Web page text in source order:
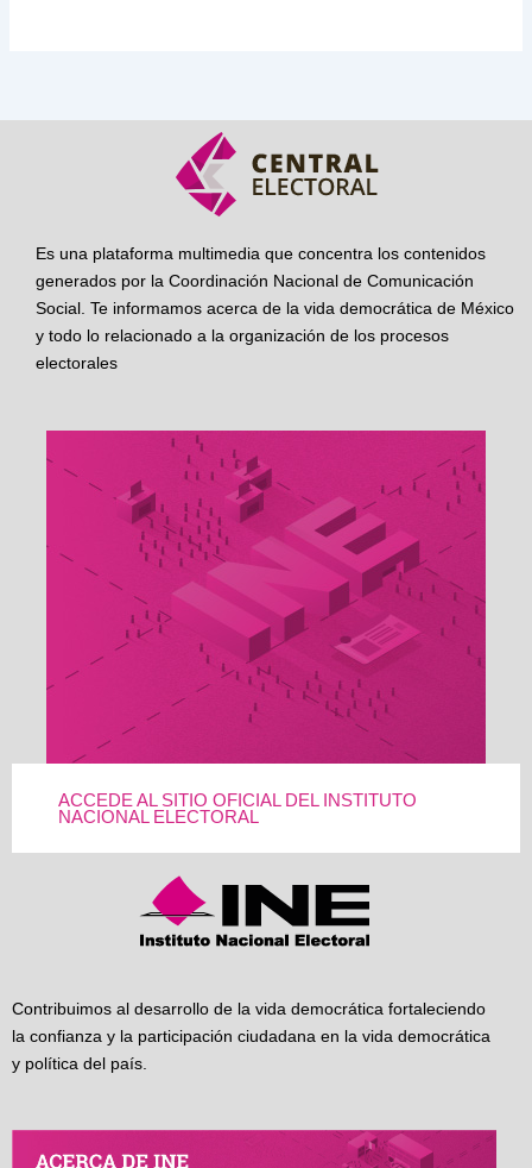
Es una plataforma multimedia que concentra los contenidos
generados por la Coordinación Nacional de Comunicación
Social. Te informamos acerca de la vida democrática de México
y todo lo relacionado a la organización de los procesos
electorales
ACCEDE AL SITIO OFICIAL DEL INSTITUTO
NACIONAL ELECTORAL
Contribuimos al desarrollo de la vida democrática fortaleciendo
la confianza y la participación ciudadana en la vida democrática
y política del país.